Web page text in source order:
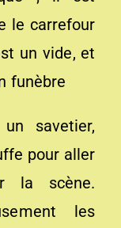
le carrefour
un vide, et
funèbre
savetier,
pour aller
la scène.
les